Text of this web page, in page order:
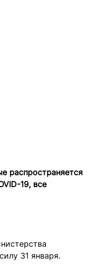
распространяется
19, все
31 января.